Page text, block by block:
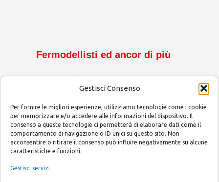
Gestisci Consenso
Per fornire le migliori esperienze, utilizziamo tecnologie come i cookie
per memorizzare e/o accedere alle informazioni del dispositivo. Il
consenso a queste tecnologie ci permetterà di elaborare dati come il
comportamento di navigazione o ID unici su questo sito. Non
acconsentire o ritirare il consenso può influire negativamente su alcune
caratteristiche e funzioni.
Gestisci servizi
Fermodellisti ed ancor di più
MODELLISMO by Mario and AlessandroCopyright © 2014